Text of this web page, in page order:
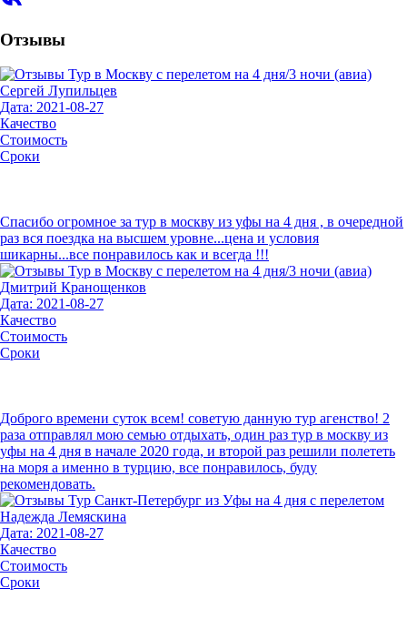
Отзывы
Сергей Лупильцев
Дата: 2021-08-27
Качество
Стоимость
Сроки
Спасибо огромное за тур в москву из уфы на 4 дня , в очередной
раз вся поездка на высшем уровне...цена и условия
шикарны...все понравилось как и всегда !!!
Дмитрий Кранощенков
Дата: 2021-08-27
Качество
Стоимость
Сроки
Доброго времени суток всем! советую данную тур агенство! 2
раза отправлял мою семью отдыхать, один раз тур в москву из
уфы на 4 дня в начале 2020 года, и второй раз решили полететь
на моря а именно в турцию, все понравилось, буду
рекомендовать.
Надежда Лемяскина
Дата: 2021-08-27
Качество
Стоимость
Сроки